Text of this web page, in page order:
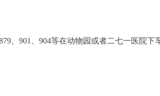
、901、904等在动物园或者二七一医院下